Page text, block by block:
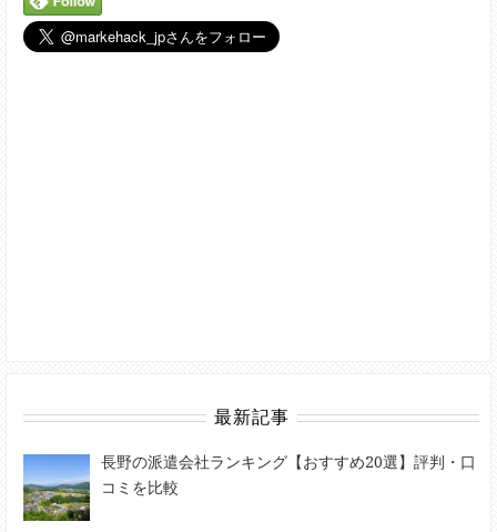
最新記事
長野の派遣会社ランキング【おすすめ20選】評判・口
コミを比較